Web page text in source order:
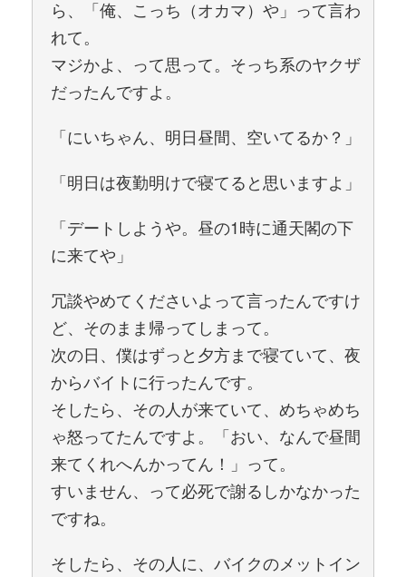
ら、「俺、こっち（オカマ）や」って言わ
れて。
マジかよ、って思って。そっち系のヤクザ
だったんですよ。
「にいちゃん、明日昼間、空いてるか？」
「明日は夜勤明けで寝てると思いますよ」
「デートしようや。昼の1時に通天閣の下
に来てや」
冗談やめてくださいよって言ったんですけ
ど、そのまま帰ってしまって。
次の日、僕はずっと夕方まで寝ていて、夜
からバイトに行ったんです。
そしたら、その人が来ていて、めちゃめち
ゃ怒ってたんですよ。「おい、なんで昼間
来てくれへんかってん！」って。
すいません、って必死で謝るしかなかった
ですね。
そしたら、その人に、バイクのメットイン